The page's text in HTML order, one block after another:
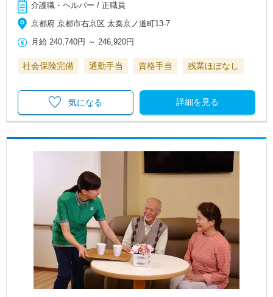
介護職・ヘルパー / 正職員
京都府 京都市右京区 太秦京ノ道町13-7
月給 240,740円 ～246,920円
社会保険完備 通勤手当 資格手当 残業ほぼなし
詳細を見る
気になる